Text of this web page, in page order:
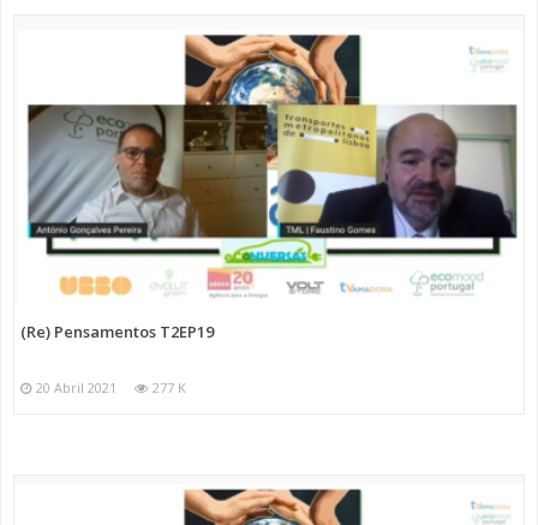
(Re) Pensamentos T2EP19
20 Abril 2021 277 K